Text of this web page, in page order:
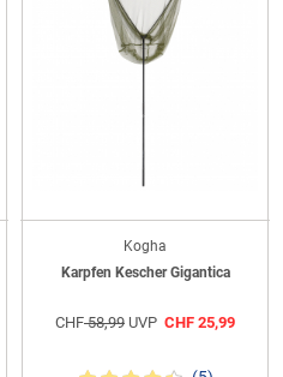
Kogha
Karpfen Kescher Gigantica
CHF58,99 UVP CHF 25,99